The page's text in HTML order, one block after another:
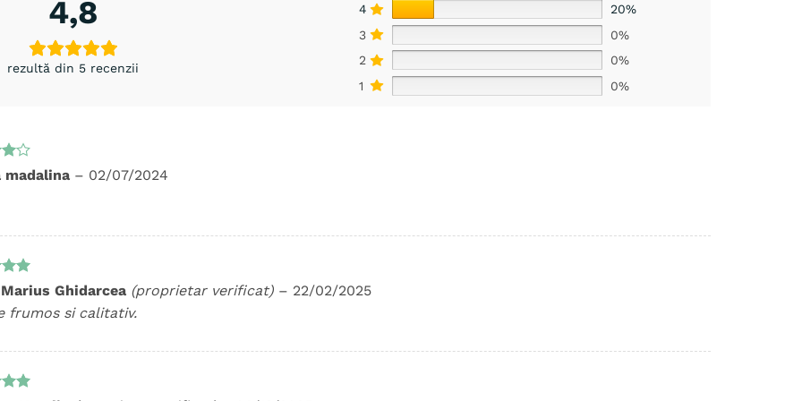
4,8
rezultă din 5 recenzii
4
20%
3
0%
2
0%
1
0%
madalina – 02/07/2024
la
Ghidarcea (proprietar verificat) – 22/02/2025
frumos si calitativ.